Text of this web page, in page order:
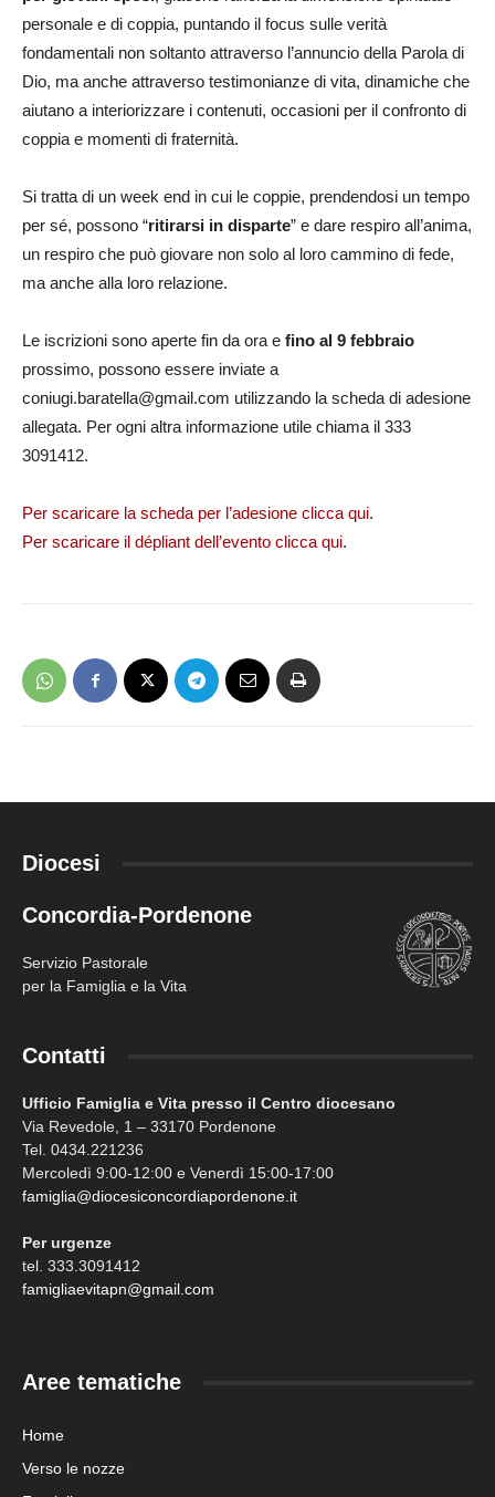
personale e di coppia, puntando il focus sulle verità
fondamentali non soltanto attraverso l’annuncio della Parola di
Dio, ma anche attraverso testimonianze di vita, dinamiche che
aiutano a interiorizzare i contenuti, occasioni per il confronto di
coppia e momenti di fraternità.
Si tratta di un week end in cui le coppie, prendendosi un tempo
per sé, possono “ritirarsi in disparte” e dare respiro all’anima,
un respiro che può giovare non solo al loro cammino di fede,
ma anche alla loro relazione.
Le iscrizioni sono aperte fin da ora e fino al 9 febbraio
prossimo, possono essere inviate a
coniugi.baratella@gmail.com utilizzando la scheda di adesione
allegata. Per ogni altra informazione utile chiama il 333
3091412.
Per scaricare la scheda per l’adesione clicca qui.
Per scaricare il dépliant dell’evento clicca qui.
Diocesi
Concordia-Pordenone
Servizio Pastorale
per la Famiglia e la Vita
Contatti
Ufficio Famiglia e Vita presso il Centro diocesano
Via Revedole, 1 – 33170 Pordenone
Tel. 0434.221236
Mercoledì 9:00-12:00 e Venerdì 15:00-17:00
famiglia@diocesiconcordiapordenone.it
Per urgenze
tel. 333.3091412
famigliaevitapn@gmail.com
Aree tematiche
Home
Verso le nozze